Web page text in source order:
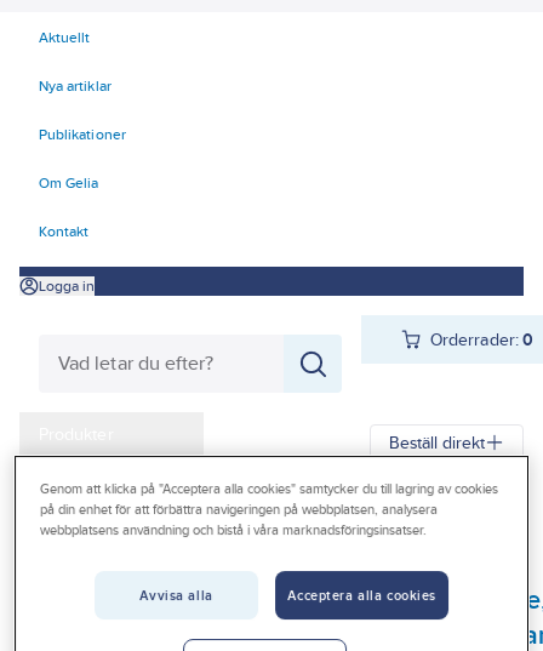
Aktuellt
Nya artiklar
Publikationer
Om Gelia
Kontakt
Logga in
Orderrader:0
Outlet
Beställ direkt
Gelia Produkter El Konsumentvaror 90-98 98 Fritid & Hobby
GELIA
med 3 st
Genom att klicka på "Acceptera alla cookies" samtycker du till lagring av cookies
på din enhet för att förbättra navigeringen på webbplatsen, analysera
webbplatsens användning och bistå i våra marknadsföringsinsatser.
Avvisa alla Acceptera alla cookies